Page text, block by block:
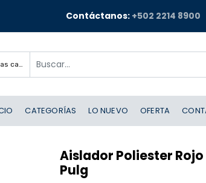
Contáctanos: +502 2214 8900
categorías
CATEGORÍAS LO NUEVO OFERTA
Aislador Poliester Rojo
Pulg